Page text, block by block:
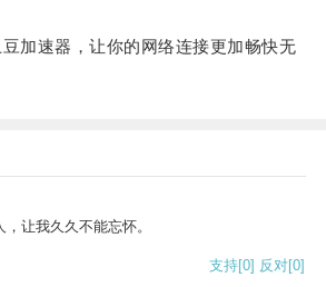
速器，让你的网络连接更加畅快无
让我久久不能忘怀。
支持[0] 反对[0]